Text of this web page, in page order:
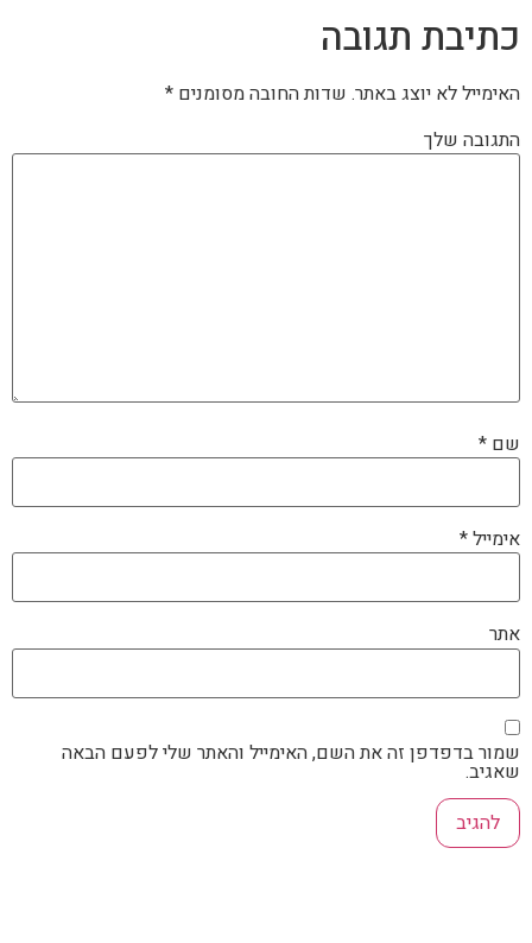
כתיבת תגובה
האימייל לא יוצג באתר. שדות החובה מסומנים *
התגובה שלך
שם *
אימייל*
אתר
שמור בדפדפן זה את השם, האימייל והאתר שלי לפעם הבאה
שאגיב.